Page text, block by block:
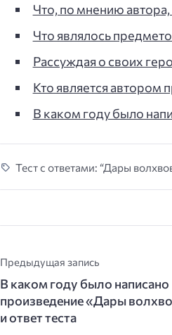
Что, по мнению
Что являлось
Рассуждая о своих
Кто является автором
В каком году было
Тест с ответами: “Дары
Предыдущая запись
В каком году было написано
произведение «Дары
и ответ теста